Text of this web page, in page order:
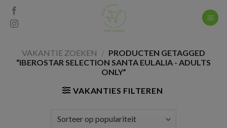
Skip
content
VAKANTIE ZOEKEN / PRODUCTEN GETAGGED
“IBEROSTAR SELECTION SANTA EULALIA - ADULTS
ONLY”
VAKANTIES FILTEREN